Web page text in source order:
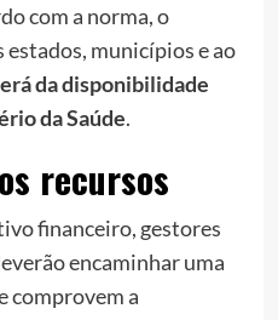
com a norma, o
estados, municípios e ao
da disponibilidade
da Saúde.
recursos
financeiro, gestores
encaminhar uma
comprovem a